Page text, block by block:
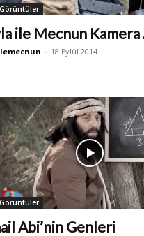
ile Mecnun Kamera
- 18 Eylül 2014
Abi’nin Genleri